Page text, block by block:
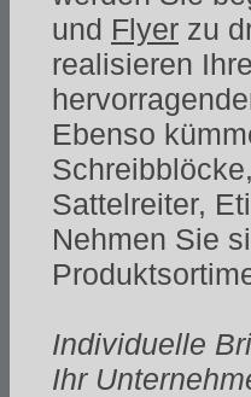
und Flyer zu
realisieren
Ebenso
Sattelreiter,
Nehmen Sie
Individuelle
Ihr